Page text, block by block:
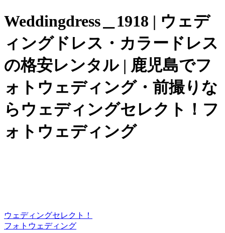
Weddingdress＿1918 | ウェデ
ィングドレス・カラードレス
の格安レンタル | 鹿児島でフ
ォトウェディング・前撮りな
らウェディングセレクト！フ
ォトウェディング
ウェディングセレクト！
フォトウェディング